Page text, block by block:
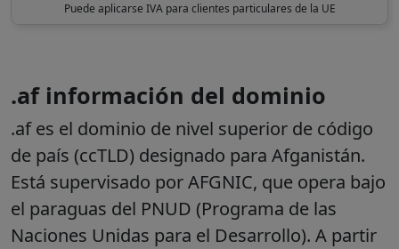
Puede aplicarse IVA para clientes particulares de la UE
.af información del dominio
.af es el dominio de nivel superior de código
de país (ccTLD) designado para Afganistán.
Está supervisado por AFGNIC, que opera bajo
el paraguas del PNUD (Programa de las
Naciones Unidas para el Desarrollo). A partir